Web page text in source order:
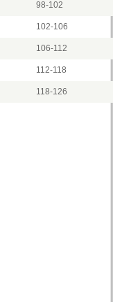
98-102
102-106
106-112
112-118
118-126